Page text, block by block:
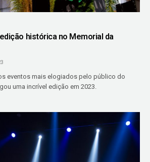
histórica no Memorial da
eventos mais elogiados pelo público do
uma incrível edição em 2023.